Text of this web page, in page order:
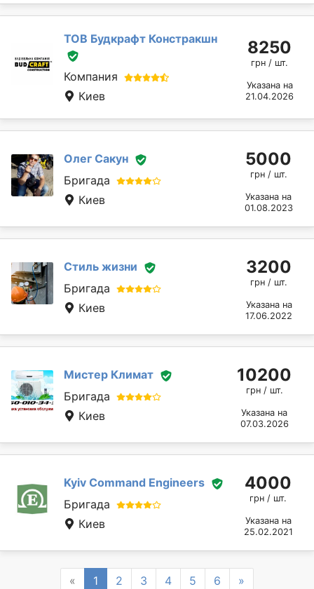
ТОВ Будкрафт Констракшн
Компания
Киев
8250
грн / шт.
Указана на
21.04.2026
Олег Сакун
Бригада
Киев
5000
грн / шт.
Указана на
01.08.2023
Стиль жизни
Бригада
Киев
3200
грн / шт.
Указана на
17.06.2022
Мистер Климат
Бригада
Киев
10200
грн / шт.
Указана на
07.03.2026
Kyiv Command Engineers
Бригада
Киев
4000
грн / шт.
Указана на
25.02.2021
« Previous
1 2 3 4 5 6 »